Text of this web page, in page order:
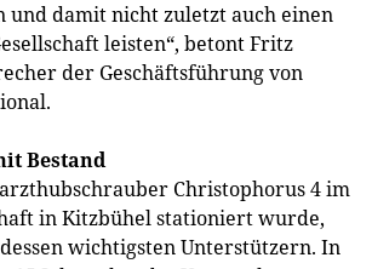
und damit nicht zuletzt auch einen
leisten“, betont Fritz
der Geschäftsführung von
Bestand
Christophorus 4 im
in Kitzbühel stationiert wurde,
wichtigsten Unterstützern. In